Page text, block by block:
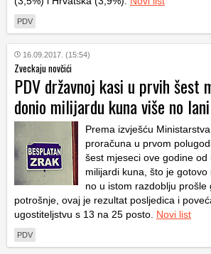
PDV
16.09.2017. (15:54)
Zveckaju novčići
PDV državnoj kasi u prvih šest
donio milijardu kuna više no lani
Prema izvješću
proračuna u prvom
šest mjeseci ove godine od
milijardi kuna, što je
no u istom razdoblju prošle
potrošnje, ovaj je rezultat posljedica i
ugostiteljstvu s 13 na 25 posto. Novi list
PDV